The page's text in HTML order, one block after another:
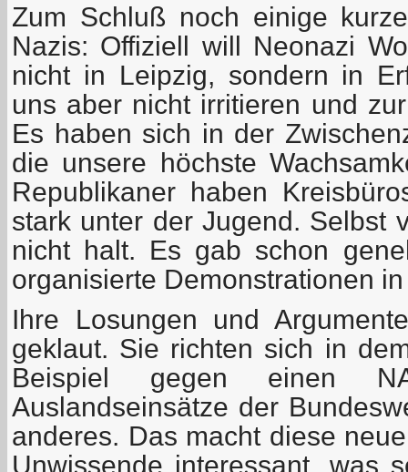
Zum Schluß noch einige
Nazis: Offiziell will Neonazi
nicht in Leipzig, sondern in
uns aber nicht irritieren und
Es haben sich in der
die unsere höchste
Republikaner haben
stark unter der Jugend. Selbst
nicht halt. Es gab schon
organisierte Demonstrationen
Ihre Losungen und
geklaut. Sie richten sich in
Beispiel gegen einen
Auslandseinsätze der
anderes. Das macht diese
Unwissende interessant, was